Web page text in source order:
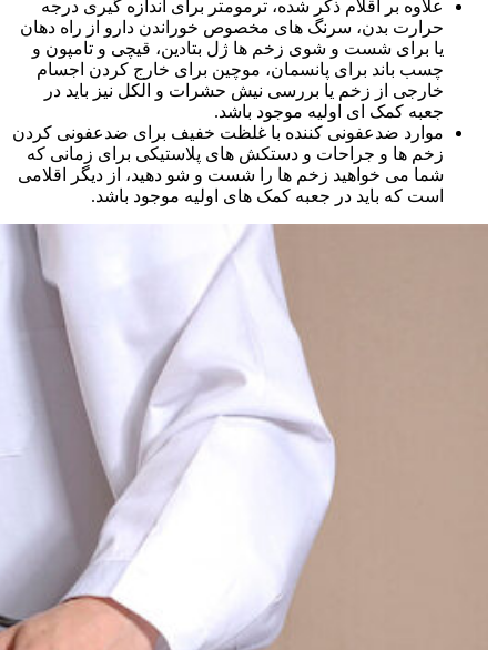
علاوه بر اقلام ذکر شده، ترمومتر برای اندازه گیری درجه
حرارت بدن، سرنگ های مخصوص خوراندن دارو از راه دهان
یا برای شست و شوی زخم ها ژل بتادین، قیچی و تامپون و
چسب باند برای پانسمان، موچین برای خارج کردن اجسام
خارجی از زخم یا بررسی نیش حشرات و الکل نیز باید در
جعبه کمک ای اولیه موجود باشد.
موارد ضدعفونی کننده با غلظت خفیف برای ضدعفونی کردن
زخم ها و جراحات و دستکش های پلاستیکی برای زمانی که
شما می خواهید زخم ها را شست و شو دهید، از دیگر اقلامی
است که باید در جعبه کمک های اولیه موجود باشد.